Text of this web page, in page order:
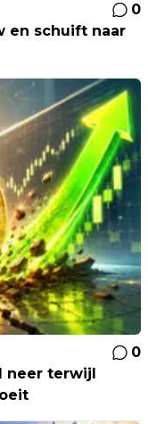
0
en schuift naar
0
neer terwijl